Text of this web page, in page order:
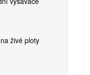
živé ploty